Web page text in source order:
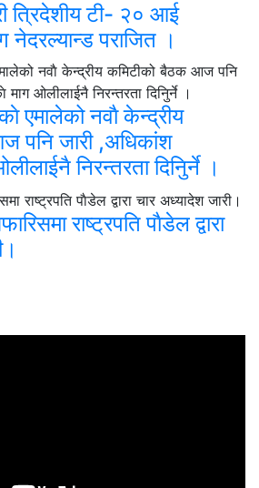
त्रिदेशीय टी- २० आई
नेदरल्यान्ड पराजित ।
एमालेको नवाै केन्द्रीय
पनि जारी ,अधिकांश
निरन्तरता दिनुिर्ने ।
राष्ट्रपति पाैडेल द्वारा